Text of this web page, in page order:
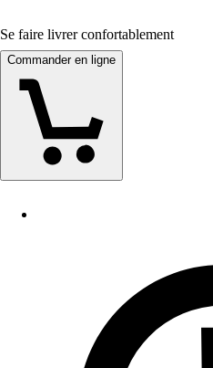
Se faire livrer confortablement
Commander en ligne